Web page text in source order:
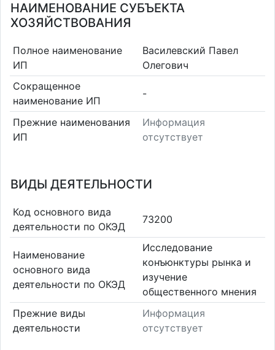
НАИМЕНОВАНИЕ СУБЪЕКТА
ХОЗЯЙСТВОВАНИЯ
Полное наименование
ИП
Василевский Павел
Олегович
Сокращенное
наименование ИП
-
Прежние наименования
ИП
Информация
отсутствует
ВИДЫ ДЕЯТЕЛЬНОСТИ
Код основного вида
деятельности по ОКЭД
73200
Наименование
основного вида
деятельности по ОКЭД
Исследование
конъюнктуры рынка и
изучение
общественного мнения
Прежние виды
деятельности
Информация
отсутствует